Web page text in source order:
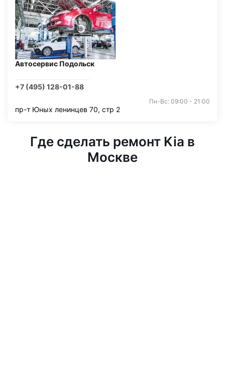
Автосервис Подольск
+7 (495) 128-01-88
Пн-Вс: 09:00 - 21:00
пр-т Юных ленинцев 70, стр 2
Где сделать ремонт Kia в
Москве